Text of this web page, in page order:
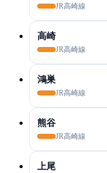
JR高崎線
高崎
JR高崎線
鴻巣
JR高崎線
熊谷
JR高崎線
上尾